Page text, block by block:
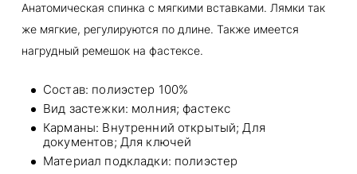
Анатомическая спинка с мягкими вставками. Лямки так
же мягкие, регулируются по длине. Также имеется
нагрудный ремешок на фастексе.
Состав: полиэстер 100%
Вид застежки: молния; фастекс
Карманы: Внутренний открытый; Для
документов; Для ключей
Материал подкладки: полиэстер